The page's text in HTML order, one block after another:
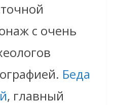
с очень
Беда
, главный